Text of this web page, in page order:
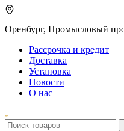
Оренбург, Промысловый
Рассрочка и кредит
Доставка
Установка
Новости
О нас